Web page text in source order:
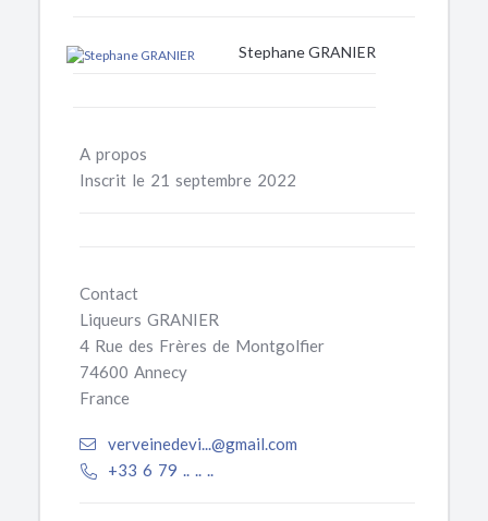
Stephane GRANIER
A propos
Inscrit le 21 septembre 2022
Contact
Liqueurs GRANIER
4 Rue des Frères de Montgolfier
74600 Annecy
France
verveinedevi...@gmail.com
+33 6 79 .. .. ..